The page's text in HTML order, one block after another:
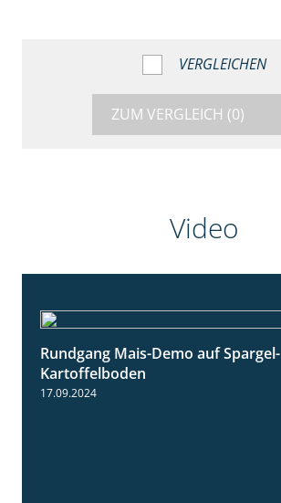
VERGLEICHEN
ZUM VERGLEICH (0)
Video
Rundgang Mais-Demo auf Spargel-
Kartoffelboden
17.09.2024